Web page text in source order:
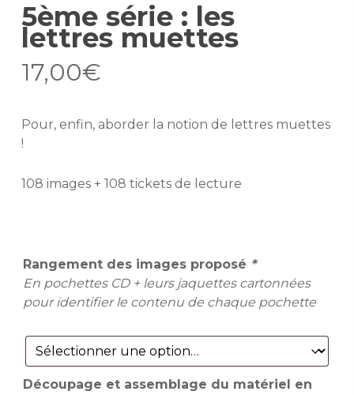
5ème série : les
lettres muettes
17,00€
Pour, enfin, aborder la notion de lettres muettes
!
108 images + 108 tickets de lecture
Rangement des images proposé *
En pochettes CD + leurs jaquettes cartonnées
pour identifier le contenu de chaque pochette
Découpage et assemblage du matériel en